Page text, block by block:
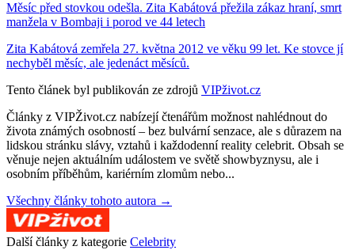
Měsíc před stovkou odešla. Zita Kabátová přežila zákaz hraní, smrt
manžela v Bombaji i porod ve 44 letech
Zita Kabátová zemřela 27. května 2012 ve věku 99 let. Ke stovce jí
nechyběl měsíc, ale jedenáct měsíců.
Tento článek byl publikován ze zdrojů VIPživot.cz
Články z VIPŽivot.cz nabízejí čtenářům možnost nahlédnout do
života známých osobností – bez bulvární senzace, ale s důrazem na
lidskou stránku slávy, vztahů i každodenní reality celebrit. Obsah se
věnuje nejen aktuálním událostem ve světě showbyznysu, ale i
osobním příběhům, kariérním zlomům nebo...
Všechny články tohoto autora →
Další články z kategorie Celebrity